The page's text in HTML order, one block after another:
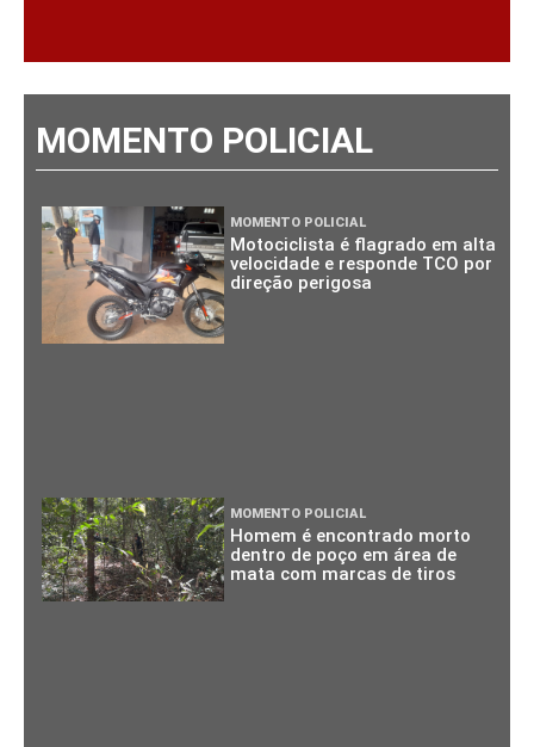
MOMENTO POLICIAL
MOMENTO POLICIAL
Motociclista é flagrado em alta
velocidade e responde TCO por
direção perigosa
MOMENTO POLICIAL
Homem é encontrado morto
dentro de poço em área de
mata com marcas de tiros